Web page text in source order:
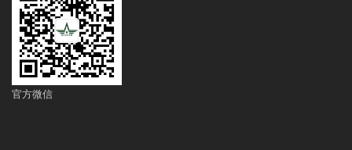
官方微信